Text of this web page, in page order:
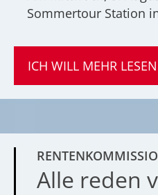
Sommertour Station
ICH WILL MEHR
Alle reden